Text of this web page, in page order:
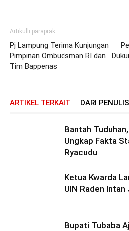
Artikulli paraprak
Pj Lampung Terima Kunjungan
Pimpinan Ombudsman RI dan
Tim Bappenas
ARTIKEL TERKAIT DARI PENULIS
Bantah
Ungkap Fakta
Ryacudu
Ketua Kwarda
UIN Raden
Bupati Tubaba